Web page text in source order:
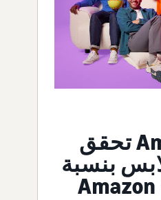
Amazon Ads تحقق
بنسبة